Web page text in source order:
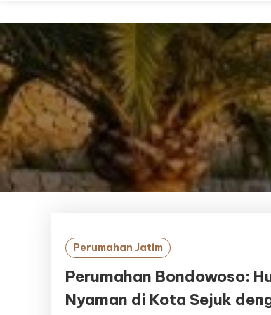
Perumahan Jatim
Perumahan Bondowoso:
Nyaman di Kota Sejuk